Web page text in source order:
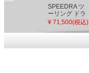
SPEEDRA ツ
ーリング ドラ
イカーボン シ
トフェンダー
り/レッド)
¥ 71,500(税込)